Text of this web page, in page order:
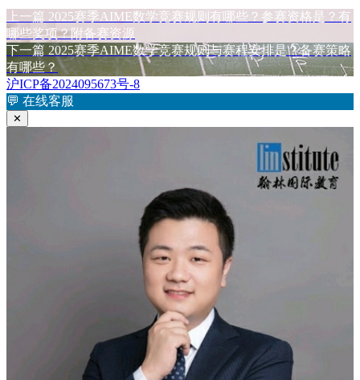
文
章
导
航
上一篇 上
篇
文
章：
2025赛季AIME数学竞赛规则有哪些？参赛资格是？有
哪些奖项？附备赛资源
下一篇 下
篇
文
章：
2025赛季AIME数学竞赛规则与赛程安排是？备赛策略
有哪些？
沪ICP备2024095673号-8
💬 在线客服
✕